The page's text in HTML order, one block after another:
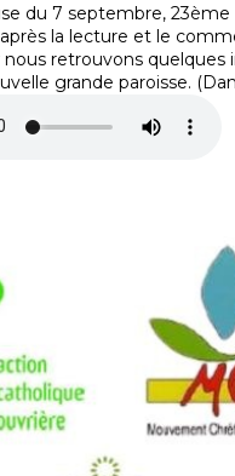
du 7 septembre,
la lecture et le
retrouvons quelques
grande paroisse.